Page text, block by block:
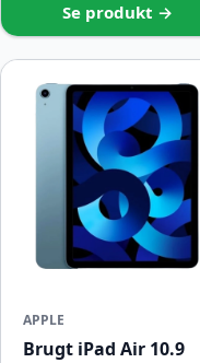
Se produkt →
APPLE
Brugt iPad Air 10.9